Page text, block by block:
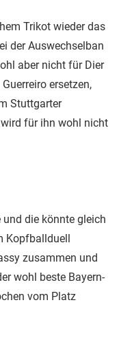
Trikot wieder das
der Auswechselban
aber nicht für Dier
ersetzen,
Stuttgarter
für ihn wohl nicht
die könnte gleich
Kopfballduell
zusammen und
wohl beste Bayern-
vom Platz